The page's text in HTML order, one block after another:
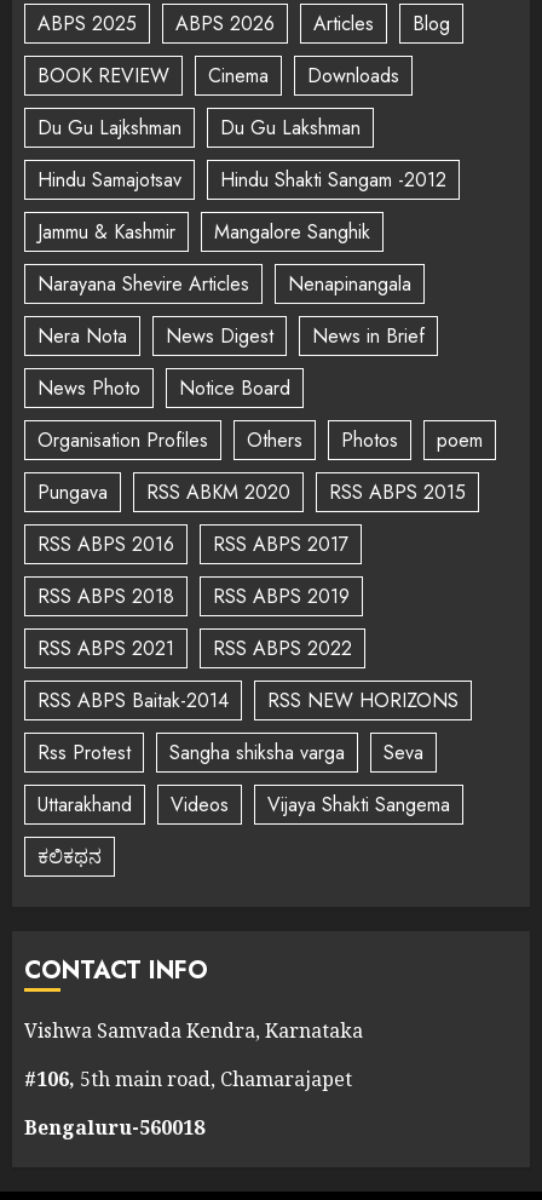
ABPS 2025
ABPS 2026 Articles
Blog
BOOK REVIEW
Cinema
Downloads
Du Gu Lajkshman
Du Gu Lakshman
Hindu Samajotsav
Hindu Shakti Sangam -2012
Jammu & Kashmir
Mangalore Sanghik
Narayana Shevire Articles
Nenapinangala
Nera Nota
News Digest
News in Brief
News Photo
Notice Board
Organisation Profiles
Others Photos
poem
Pungava
RSS ABKM 2020
RSS ABPS 2015
RSS ABPS 2016
RSS ABPS 2017
RSS ABPS 2018
RSS ABPS 2019
RSS ABPS 2021
RSS ABPS 2022
RSS ABPS Baitak-2014
RSS NEW HORIZONS
Rss Protest
Sangha shiksha varga
Seva
Uttarakhand
Videos
Vijaya Shakti Sangema
ಕಲಿಕಥನ
CONTACT INFO
Vishwa Samvada Kendra, Karnataka
#106, 5th main road, Chamarajapet
Bengaluru-560018